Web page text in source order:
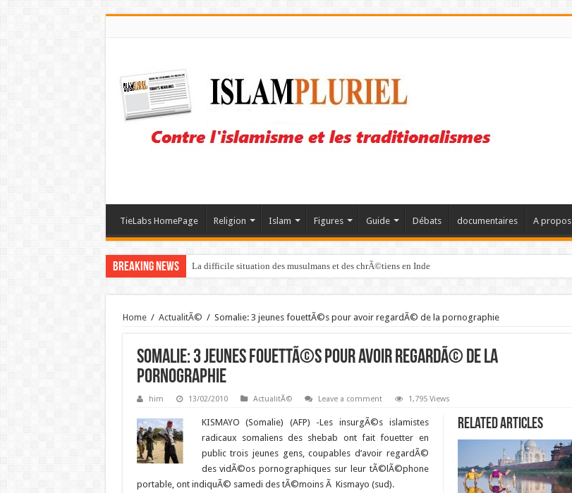
TieLabs HomePage Religion Islam Figures Guide Débats documentaires A propos
Breaking News La difficile situation des musulmans et des chrÃ©tiens en Inde
Home / ActualitÃ© / Somalie: 3 jeunes fouettÃ©s pour avoir regardÃ© de la pornographie
Somalie: 3 jeunes fouettÃ©s pour avoir regardÃ© de la
pornographie
him 13/02/2010 ActualitÃ© Leave a comment 1,795 Views
Related Articles
KISMAYO (Somalie) (AFP) -Les insurgÃ©s islamistes
radicaux somaliens des shebab ont fait fouetter en
public trois jeunes gens, coupables d’avoir regardÃ©
des vidÃ©os pornographiques sur leur tÃ©lÃ©phone
portable, ont indiquÃ© samedi des tÃ©moins Ã Kismayo (sud).